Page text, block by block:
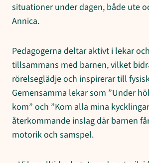
situationer under dagen, både ute
Annica.
Pedagogerna deltar aktivt i lekar
tillsammans med barnen, vilket
rörelseglädje och inspirerar till
Gemensamma lekar som ”Under
kom” och ”Kom alla mina
återkommande inslag där barnen
motorik och samspel.